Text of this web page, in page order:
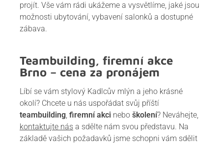
projít. Vše vám rádi ukážeme a vysvětlíme, jaké jsou
možnosti ubytování, vybavení salonků a dostupné
zábava.
Teambuilding, firemní akce
Brno – cena za pronájem
Líbí se vám stylový Kadlcův mlýn a jeho krásné
okolí? Chcete u nás uspořádat svůj příští
teambuilding, firemní akci nebo školení? Neváhejte,
kontaktujte nás a sdělte nám svou představu. Na
základě vašich požadavků jsme schopni vám sdělit